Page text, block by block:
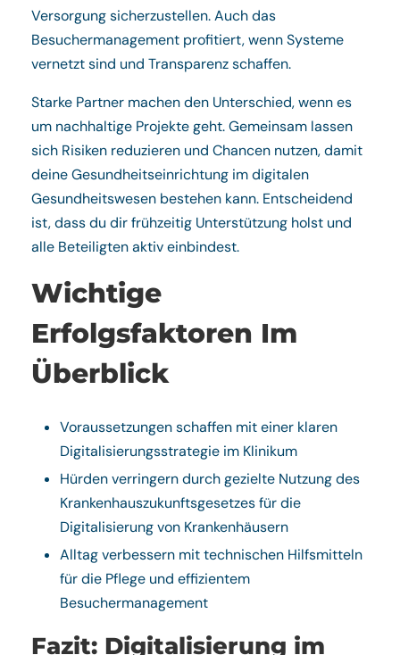
Versorgung sicherzustellen. Auch das
Besuchermanagement profitiert, wenn Systeme
vernetzt sind und Transparenz schaffen.
Starke Partner machen den Unterschied, wenn es
um nachhaltige Projekte geht. Gemeinsam lassen
sich Risiken reduzieren und Chancen nutzen, damit
deine Gesundheitseinrichtung im digitalen
Gesundheitswesen bestehen kann. Entscheidend
ist, dass du dir frühzeitig Unterstützung holst und
alle Beteiligten aktiv einbindest.
Wichtige
Erfolgsfaktoren Im
Überblick
Voraussetzungen schaffen mit einer klaren
Digitalisierungsstrategie im Klinikum
Hürden verringern durch gezielte Nutzung des
Krankenhauszukunftsgesetzes für die
Digitalisierung von Krankenhäusern
Alltag verbessern mit technischen Hilfsmitteln
für die Pflege und effizientem
Besuchermanagement
Fazit: Digitalisierung im